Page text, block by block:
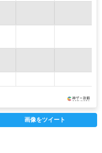
画像をツイート